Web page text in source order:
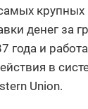
денег за
года и
в
Union.